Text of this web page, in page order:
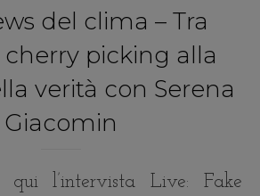
del clima – Tra
picking alla
verità con Serena
Giacomin